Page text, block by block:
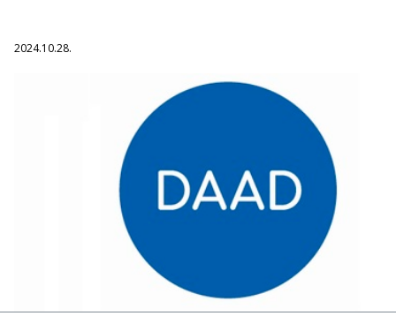
2024.10.28.